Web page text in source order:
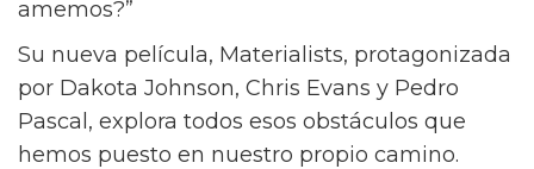
Para la directora Celine Song, la cura para la